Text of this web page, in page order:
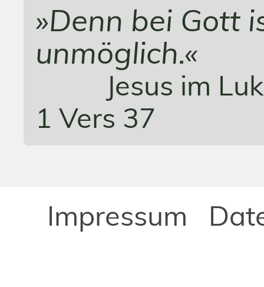
»Denn bei Gott
unmöglich.«
Jesus im
1 Vers 37
Impressum